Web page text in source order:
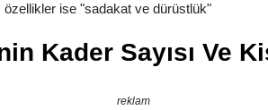
özellikler ise "sadakat ve dürüstlük"
Kader Sayısı Ve
reklam